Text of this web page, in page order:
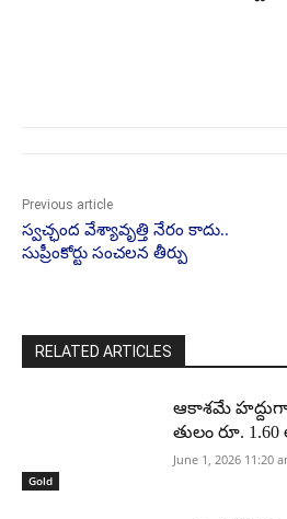
Previous article
స్వచ్ఛంద వేశ్యావృత్తి నేరం కాదు..
సుప్రీంకోర్టు సంచలన తీర్పు
RELATED ARTICLES
Gold
ఆకాశమే హద్దుగా
తులం రూ. 1.60
June 1, 2026 11:20